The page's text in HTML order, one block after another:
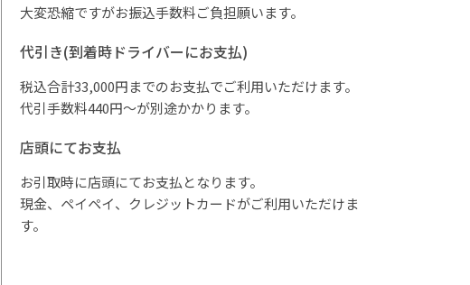
大変恐縮ですがお振込手数料ご負担願います。
代引き(到着時ドライバーにお支払)
税込合計33,000円までのお支払でご利用いただけます。
代引手数料440円～が別途かかります。
店頭にてお支払
お引取時に店頭にてお支払となります。
現金、ペイペイ、クレジットカードがご利用いただけま
す。